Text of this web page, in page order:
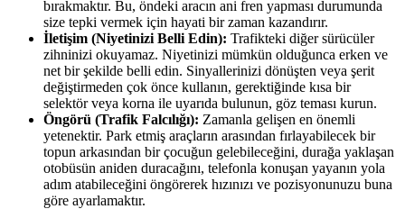
bırakmaktır. Bu, öndeki aracın ani fren yapması durumunda
size tepki vermek için hayati bir zaman kazandırır.
İletişim (Niyetinizi Belli Edin): Trafikteki diğer sürücüler
zihninizi okuyamaz. Niyetinizi mümkün olduğunca erken ve
net bir şekilde belli edin. Sinyallerinizi dönüşten veya şerit
değiştirmeden çok önce kullanın, gerektiğinde kısa bir
selektör veya korna ile uyarıda bulunun, göz teması kurun.
Öngörü (Trafik Falcılığı): Zamanla gelişen en önemli
yetenektir. Park etmiş araçların arasından fırlayabilecek bir
topun arkasından bir çocuğun gelebileceğini, durağa yaklaşan
otobüsün aniden duracağını, telefonla konuşan yayanın yola
adım atabileceğini öngörerek hızınızı ve pozisyonunuzu buna
göre ayarlamaktır.